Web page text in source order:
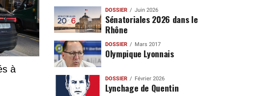
à
DOSSIER Juin 2026
Sénatoriales 2026 dans le
Rhône
DOSSIER Mars 2017
Olympique Lyonnais
DOSSIER Février 2026
Lynchage de Quentin